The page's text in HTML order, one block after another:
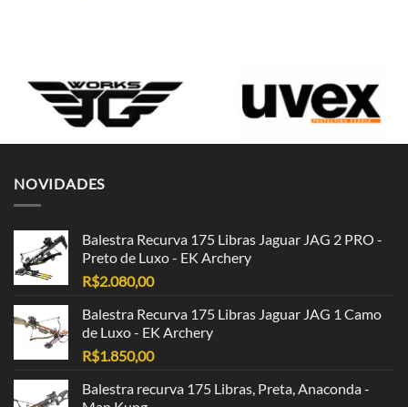
NOVIDADES
Balestra Recurva 175 Libras Jaguar JAG 2 PRO -
Preto de Luxo - EK Archery
R$2.080,00
Balestra Recurva 175 Libras Jaguar JAG 1 Camo
de Luxo - EK Archery
R$1.850,00
Balestra recurva 175 Libras, Preta, Anaconda -